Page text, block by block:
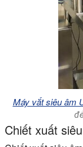
Máy vắt siêu âm
Chiết xuất